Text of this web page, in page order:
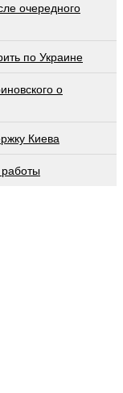
очередного
по Украине
о
Киева